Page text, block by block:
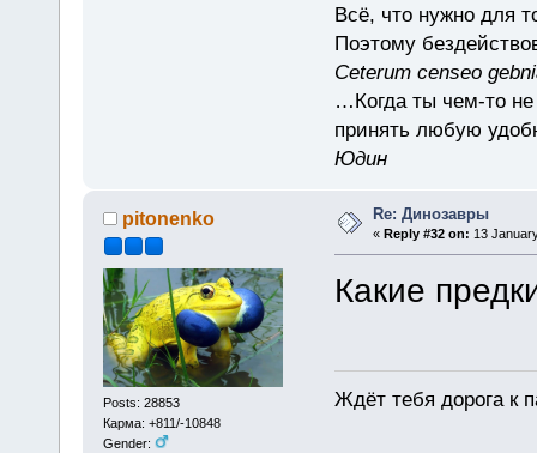
Всё, что нужно для
Поэтому
Ceterum censeo
…Когда ты чем-то не
принять любую
Юдин
pitonenko
Posts: 28853
Карма: +811/-10848
Gender:
Re: Динозавры
« Reply #32 on: 13
Какие
Ждёт тебя дорога к